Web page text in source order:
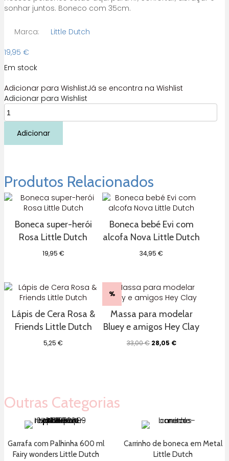
sonhar juntos. Boneco com 35cm.
Marca:
Little Dutch
19,95 €
Em stock
Adicionar para WishlistJá se encontra na Wishlist
Adicionar para Wishlist
Quantidade
de
Boneco
super-
Dutch
Adicionar
Produtos Relacionados
Boneca super-herói
Rosa Little Dutch
19,95 €
Boneca bebé Evi com
alcofa Nova Little Dutch
34,95€
Lápis de Cera Rosa &
Friends Little Dutch
5,25€
%
Massa para modelar
Bluey e amigos Hey Clay
33,00€ O
28,05 €O
Outras Categorias
Garrafa com Palhinha 600 ml
Fairy wonders Little Dutch
Carrinho de boneca em Metal
Little Dutch